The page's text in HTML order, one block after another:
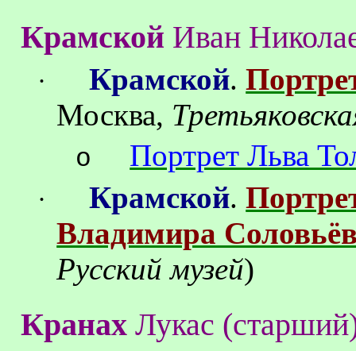
Крамской Иван
· Крамской.
Москва,
o Портрет Льва
· Крамской.
Владимира
Русский музей)
Кранах Лукас